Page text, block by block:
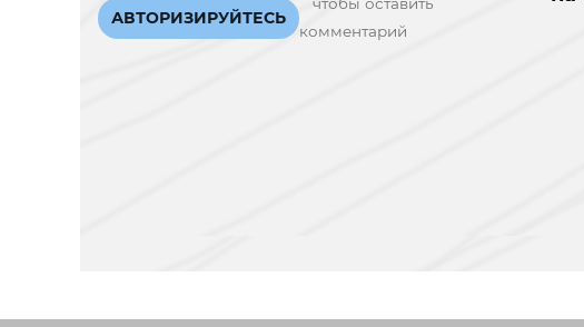
АВТОРИЗИРУЙТЕСЬ
комментарий